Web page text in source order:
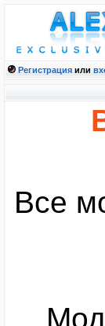
Регистрация или
Все